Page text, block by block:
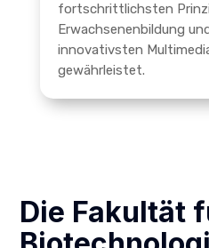
fortschrittlichsten
Erwachsenenbildung
innovativsten
gewährleistet.
Die Fakultät